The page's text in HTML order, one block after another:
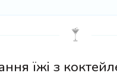
їжі з